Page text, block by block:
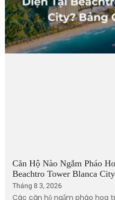
Căn Hộ Nào Ngắm Pháo
Beachtro Tower Blanca
Tháng 8 3, 2026
Các căn hộ ngắm pháo hoa